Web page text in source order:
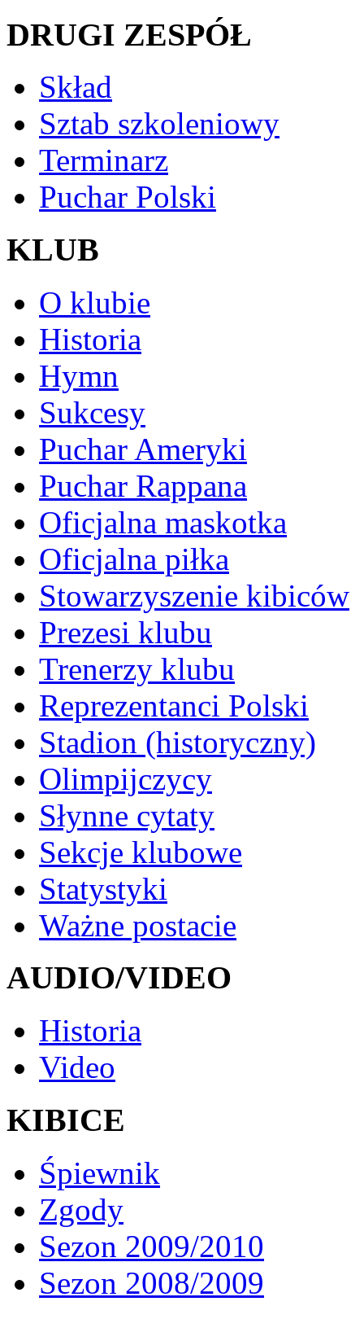
DRUGI ZESPÓŁ
Skład
Sztab szkoleniowy
Terminarz
Puchar Polski
KLUB
O klubie
Historia
Hymn
Sukcesy
Puchar Ameryki
Puchar Rappana
Oficjalna maskotka
Oficjalna piłka
Stowarzyszenie kibiców
Prezesi klubu
Trenerzy klubu
Reprezentanci Polski
Stadion (historyczny)
Olimpijczycy
Słynne cytaty
Sekcje klubowe
Statystyki
Ważne postacie
AUDIO/VIDEO
Historia
Video
KIBICE
Śpiewnik
Zgody
Sezon 2009/2010
Sezon 2008/2009